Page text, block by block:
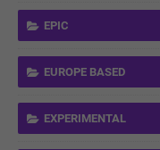
EPIC
EUROPE BASED
EXPERIMENTAL